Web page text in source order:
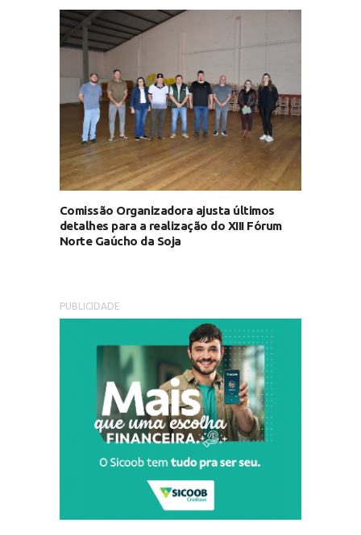
Comissão Organizadora ajusta últimos
detalhes para a realização do XIII Fórum
Norte Gaúcho da Soja
PUBLICIDADE